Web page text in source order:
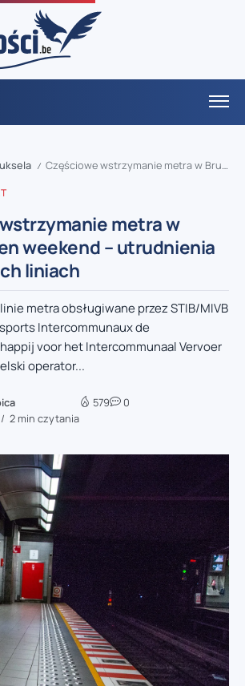
/ Częściowe wstrzymanie metra w Brukseli w ten weekend – utrudnienia na wszystkich liniach
metra w
weekend – utrudnienia
liniach
metra obsługiwane przez STIB/MIVB
Intercommunaux de
voor het Intercommunaal Vervoer
operator...
2 min czytania
579 0